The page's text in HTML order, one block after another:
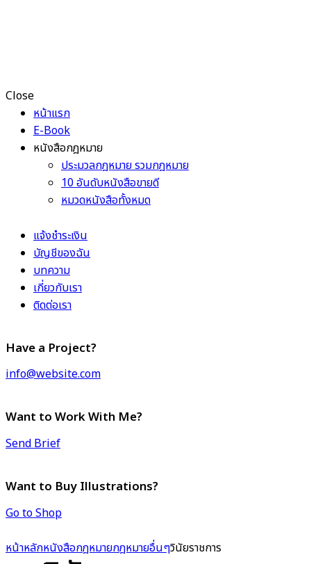
Close
หน้าแรก
E-Book
หนังสือกฎหมาย
ประมวลกฎหมาย รวมกฎหมาย
10 อันดับหนังสือขายดี
หมวดหนังสือทั้งหมด
แจ้งชำระเงิน
บัญชีของฉัน
บทความ
เกี่ยวกับเรา
ติดต่อเรา
Have a Project?
info@website.com
Want to Work With Me?
Send Brief
Want to Buy Illustrations?
Go to Shop
หน้าหลักหนังสือกฎหมายกฎหมายอื่นๆวินัยราชการ